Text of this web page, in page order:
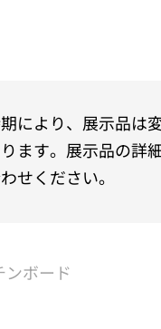
により、展示品は
ます。展示品の詳
せください。
ンボード